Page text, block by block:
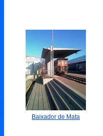
Baixador de Mata